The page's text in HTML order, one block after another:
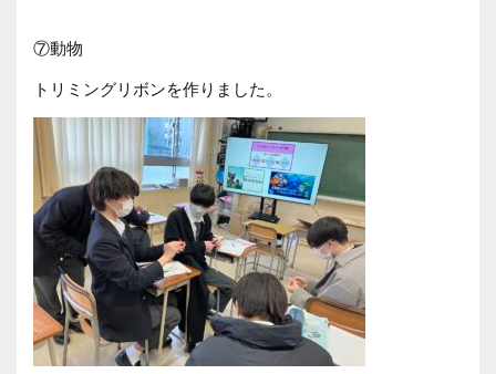
⑦動物
トリミングリボンを作りました。